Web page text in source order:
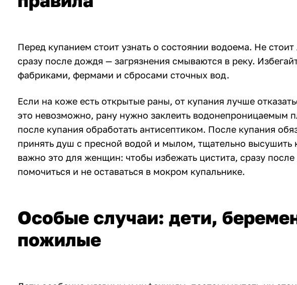
Перед купанием стоит узнать о состоянии водоема. Не стоит
сразу после дождя — загрязнения смываются в реку.
фабриками, фермами и сбросами сточных вод.
Если на коже есть открытые раны, от купания лучше
это невозможно, рану нужно заклеить водонепроницаемым
после купания обработать антисептиком. После купания
принять душ с пресной водой и мылом, тщательно высушить
важно это для женщин: чтобы избежать цистита, сразу
помочиться и не оставаться в мокром купальнике.
Особые случаи: дети,
пожилые